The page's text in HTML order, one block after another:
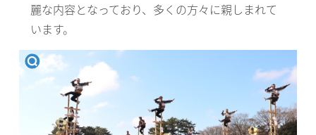
麗な内容となっており、多くの方々に親しまれて
います。